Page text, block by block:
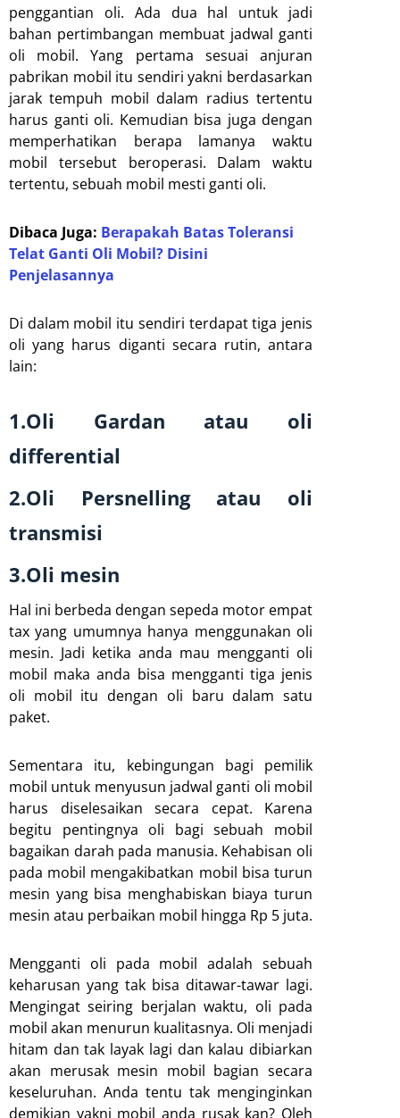
penggantian oli. Ada dua hal untuk jadi
bahan pertimbangan membuat jadwal ganti
oli mobil. Yang pertama sesuai anjuran
pabrikan mobil itu sendiri yakni berdasarkan
jarak tempuh mobil dalam radius tertentu
harus ganti oli. Kemudian bisa juga dengan
memperhatikan berapa lamanya waktu
mobil tersebut beroperasi. Dalam waktu
tertentu, sebuah mobil mesti ganti oli.
Dibaca Juga: Berapakah Batas Toleransi
Telat Ganti Oli Mobil? Disini
Penjelasannya
Di dalam mobil itu sendiri terdapat tiga jenis
oli yang harus diganti secara rutin, antara
lain:
1.Oli Gardan atau oli
differential
2.Oli Persnelling atau oli
transmisi
3.Oli mesin
Hal ini berbeda dengan sepeda motor empat
tax yang umumnya hanya menggunakan oli
mesin. Jadi ketika anda mau mengganti oli
mobil maka anda bisa mengganti tiga jenis
oli mobil itu dengan oli baru dalam satu
paket.
Sementara itu, kebingungan bagi pemilik
mobil untuk menyusun jadwal ganti oli mobil
harus diselesaikan secara cepat. Karena
begitu pentingnya oli bagi sebuah mobil
bagaikan darah pada manusia. Kehabisan oli
pada mobil mengakibatkan mobil bisa turun
mesin yang bisa menghabiskan biaya turun
mesin atau perbaikan mobil hingga Rp 5 juta.
Mengganti oli pada mobil adalah sebuah
keharusan yang tak bisa ditawar-tawar lagi.
Mengingat seiring berjalan waktu, oli pada
mobil akan menurun kualitasnya. Oli menjadi
hitam dan tak layak lagi dan kalau dibiarkan
akan merusak mesin mobil bagian secara
keseluruhan. Anda tentu tak menginginkan
demikian yakni mobil anda rusak kan? Oleh